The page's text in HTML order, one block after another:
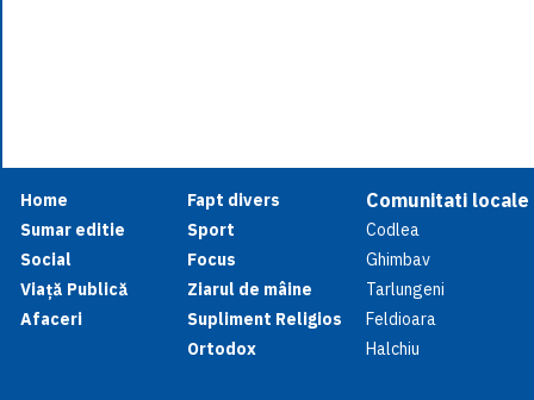
Home
Sumar editie
Social
Viață Publică
Afaceri
Fapt divers
Sport
Focus
Ziarul de mâine
Supliment Religios
Ortodox
Comunitati locale
Codlea
Ghimbav
Tarlungeni
Feldioara
Halchiu